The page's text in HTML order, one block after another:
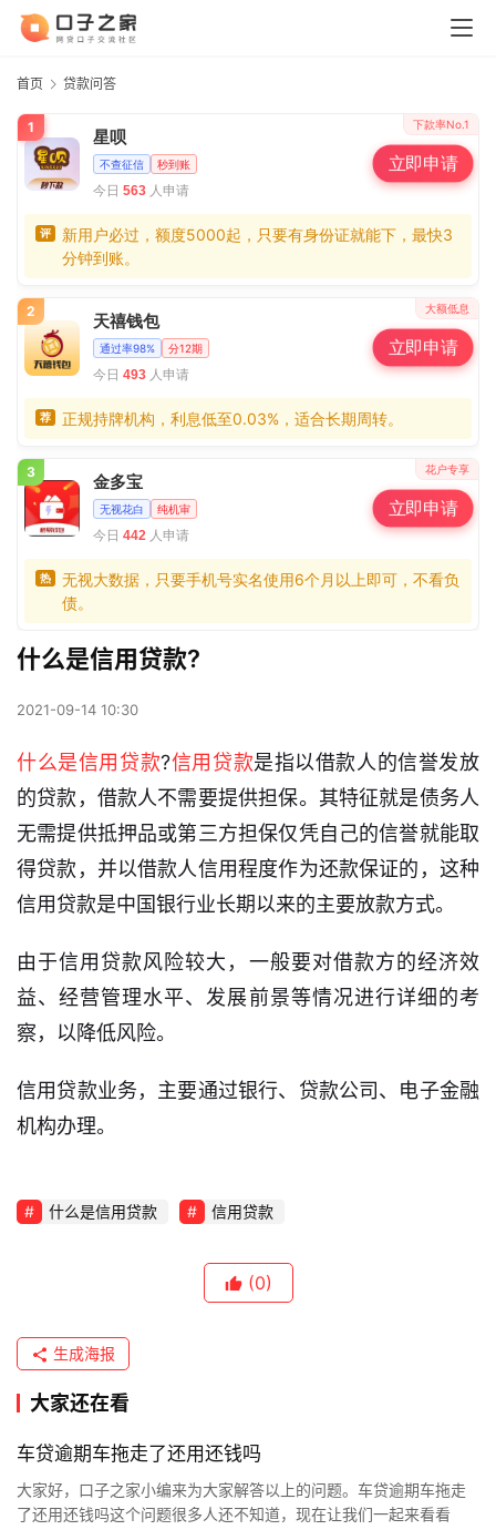
页
口
信
息
首页 贷款问答
1 下款率No.1
星呗
不查征信 秒到账
今日 563 人申请
立即申请
评
新用户必过，额度5000起，只要有身份证就能下，最快3
分钟到账。
2 大额低息
天禧钱包
通过率98% 分12期
今日 493 人申请
立即申请
荐 正规持牌机构，利息低至0.03%，适合长期周转。
3 花户专享
金多宝
无视花白 纯机审
今日 442 人申请
立即申请
热
无视大数据，只要手机号实名使用6个月以上即可，不看负
债。
什么是信用贷款?
2021-09-14 10:30
什么是信用贷款?信用贷款是指以借款人的信誉发放
的贷款，借款人不需要提供担保。其特征就是债务人
无需提供抵押品或第三方担保仅凭自己的信誉就能取
得贷款，并以借款人信用程度作为还款保证的，这种
信用贷款是中国银行业长期以来的主要放款方式。
由于信用贷款风险较大，一般要对借款方的经济效
益、经营管理水平、发展前景等情况进行详细的考
察，以降低风险。
信用贷款业务，主要通过银行、贷款公司、电子金融
机构办理。
什么是信用贷款 信用贷款
(0)
生成海报
大家还在看
车贷逾期车拖走了还用还钱吗
大家好，口子之家小编来为大家解答以上的问题。车贷逾期车拖走
了还用还钱吗这个问题很多人还不知道，现在让我们一起来看看